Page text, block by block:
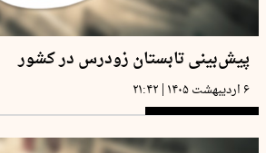
پیش‌بینی تابستان زودرس در کشور
۶ اردیبهشت ۱۴۰۵ | ۲۱:۴۲